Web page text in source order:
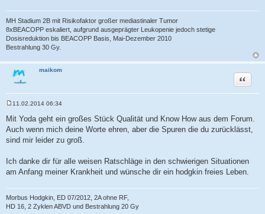
MH Stadium 2B mit Risikofaktor großer mediastinaler Tumor
8xBEACOPP eskaliert, aufgrund ausgeprägter Leukopenie jedoch stetige
Dosisreduktion bis BEACOPP Basis, Mai-Dezember 2010
Bestrahlung 30 Gy.
maikom
Zitat
e
i
t
a
11.02.2014 06:34
Mit Yoda geht ein großes Stück Qualität und Know How aus dem Forum.
Auch wenn mich deine Worte ehren, aber die Spuren die du zurücklässt,
sind mir leider zu groß.
Ich danke dir für alle weisen Ratschläge in den schwierigen Situationen
am Anfang meiner Krankheit und wünsche dir ein hodgkin freies Leben.
Morbus Hodgkin, ED 07/2012, 2A ohne RF,
HD 16, 2 Zyklen ABVD und Bestrahlung 20 Gy